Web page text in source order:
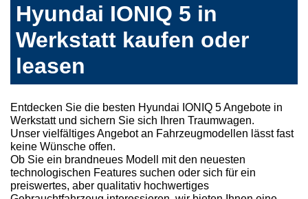
Hyundai IONIQ 5 in
Werkstatt kaufen oder
leasen
Entdecken Sie die besten Hyundai IONIQ 5 Angebote in
Werkstatt und sichern Sie sich Ihren Traumwagen.
Unser vielfältiges Angebot an Fahrzeugmodellen lässt fast
keine Wünsche offen.
Ob Sie ein brandneues Modell mit den neuesten
technologischen Features suchen oder sich für ein
preiswertes, aber qualitativ hochwertiges